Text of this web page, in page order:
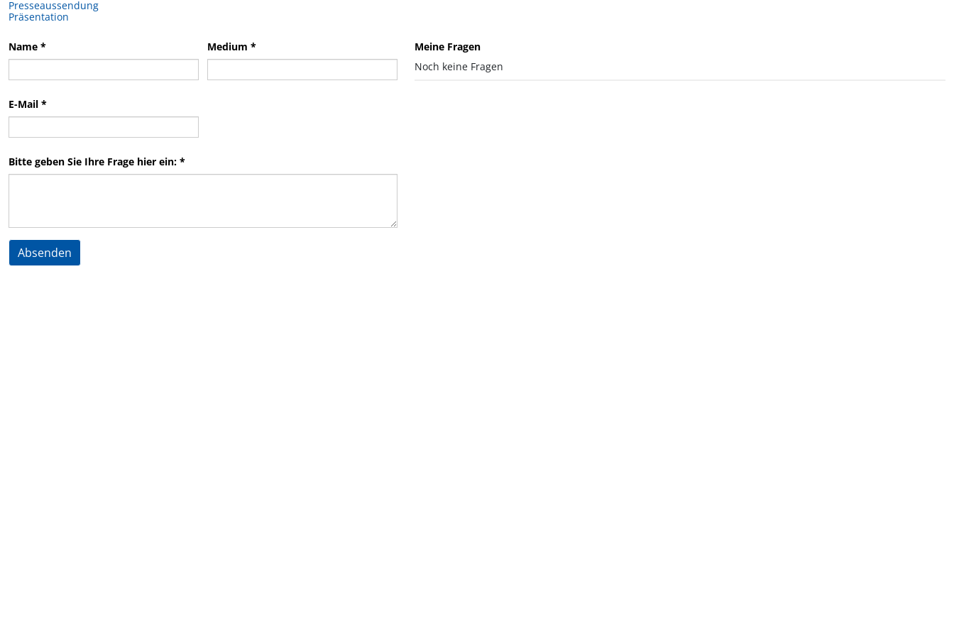
Presseaussendung
Präsentation
Name * Medium *
E-Mail *
Bitte geben Sie Ihre Frage hier ein: *
Absenden
Meine Fragen
Noch keine Fragen